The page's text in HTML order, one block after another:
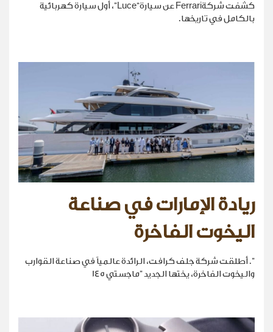
كشفت شركةFerrari عن سيارة“Luce”، أول سيارة كهربائية
بالكامل في تاريخها.
ريادة الإمارات في صناعة
اليخوت الفاخرة
". أطلقت شركة جلف كرافت، الرائدة عالمياً في صناعة القوارب
واليخوت الفاخرة، يختها الجديد "ماجستي 145